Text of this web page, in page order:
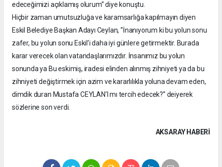
edeceğimizi açıklamış olurum” diye konuştu.
Hiçbir zaman umutsuzluğa ve karamsarlığa kapılmayın diyen
Eskil Belediye Başkan Adayı Ceylan, “İnanıyorum ki bu yolun sonu
zafer, bu yolun sonu Eskil’i daha iyi günlere getirmektir. Burada
karar verecek olan vatandaşlarımızdır. İnsanımız bu yolun
sonunda ya Bu eskimiş, iradesi elinden alınmış zihniyeti ya da bu
zihniyeti değiştirmek için azim ve kararlılıkla yoluna devam eden,
dimdik duran Mustafa CEYLAN’I mı tercih edecek?” deiyerek
sözlerine son verdi.
AKSARAY HABERİ